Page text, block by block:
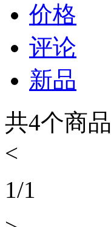
价格
评论
新品
共4个商品
<
1/1